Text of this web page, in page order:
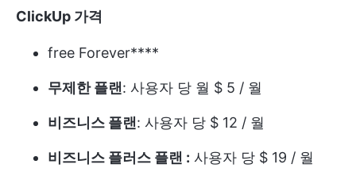
ClickUp 가격
free Forever****
무제한 플랜 : 사용자 당 월 $ 5 / 월
비즈니스 플랜 : 사용자 당 $ 12 / 월
비즈니스 플러스 플랜 : 사용자 당 $ 19 / 월